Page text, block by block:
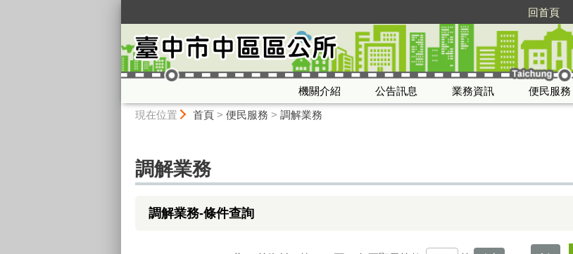
回首頁
機關介紹 公告訊息 業務資訊 便民服務
現在位置 首頁> 便民服務 > 調解業務
調解業務
調解業務-條件查詢